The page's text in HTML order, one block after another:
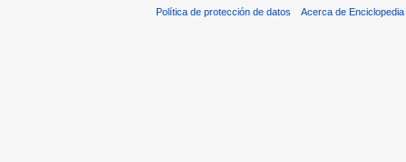
Política de protección de datos Acerca de